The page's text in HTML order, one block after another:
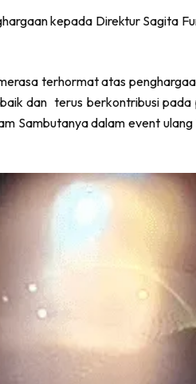
kepada Direktur Sagita
terhormat atas
dan terus berkontribusi
Sambutanya dalam event